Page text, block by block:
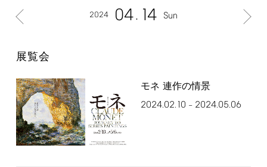
2024 04 14 Sun
展覧会
モネ 連作の情景
2024.02.10 – 2024.05.06